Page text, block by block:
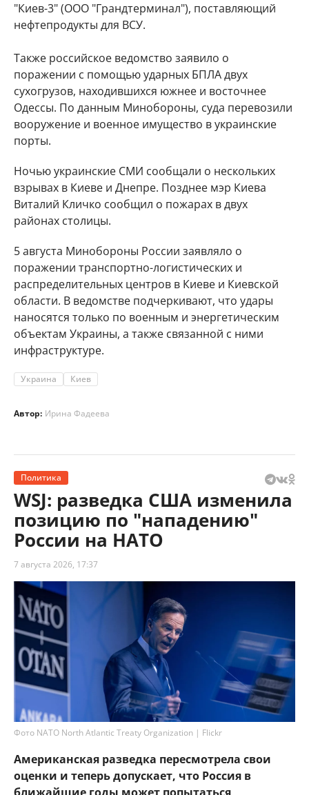
"Киев-3" (ООО "Грандтерминал"), поставляющий
нефтепродукты для ВСУ.
Также российское ведомство заявило о
поражении с помощью ударных БПЛА двух
сухогрузов, находившихся южнее и восточнее
Одессы. По данным Минобороны, суда перевозили
вооружение и военное имущество в украинские
порты.
Ночью украинские СМИ сообщали о нескольких
взрывах в Киеве и Днепре. Позднее мэр Киева
Виталий Кличко сообщил о пожарах в двух
районах столицы.
5 августа Минобороны России заявляло о
поражении транспортно-логистических и
распределительных центров в Киеве и Киевской
области. В ведомстве подчеркивают, что удары
наносятся только по военным и энергетическим
объектам Украины, а также связанной с ними
инфраструктуре.
Украина Киев
Автор: Ирина Фадеева
Политика
WSJ: разведка США изменила
позицию по "нападению"
России на НАТО
7 августа 2026, 17:37
Фото NATO North Atlantic Treaty Organization | Flickr
Американская разведка пересмотрела свои
оценки и теперь допускает, что Россия в